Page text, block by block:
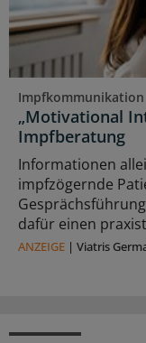
Impfkommunikation
„Motivational
Impfberatung
Informationen
impfzögernde
dafür einen
ANZEIGE | Viatris